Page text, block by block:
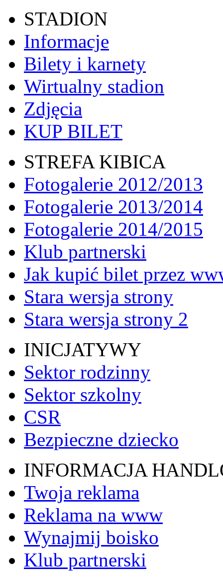
STADION
Informacje
Bilety i karnety
Wirtualny stadion
Zdjęcia
KUP BILET
STREFA KIBICA
Fotogalerie 2012/2013
Fotogalerie 2013/2014
Fotogalerie 2014/2015
Klub partnerski
Jak kupić bilet przez
Stara wersja strony
Stara wersja strony 2
INICJATYWY
Sektor rodzinny
Sektor szkolny
CSR
Bezpieczne dziecko
INFORMACJA
Twoja reklama
Reklama na www
Wynajmij boisko
Klub partnerski